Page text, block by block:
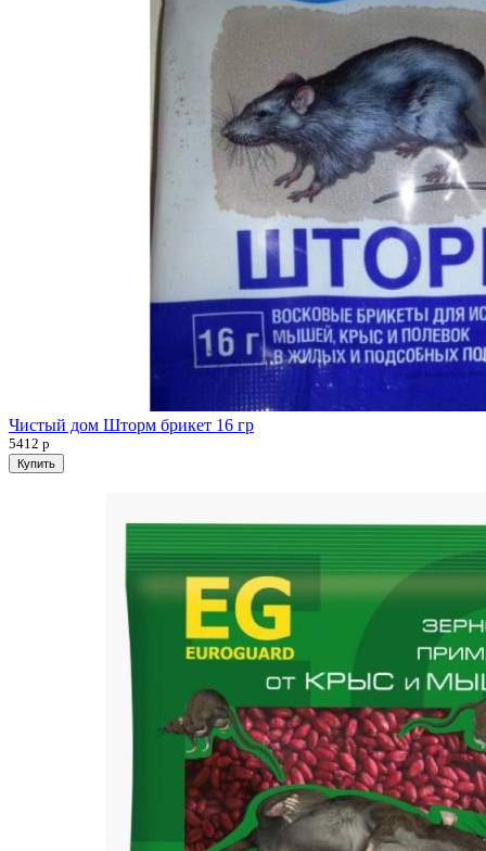
Чистый дом Шторм брикет 16 гр
5412 р